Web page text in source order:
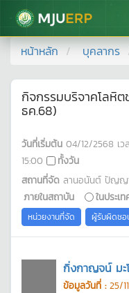
มหาวิทยาลัยแม่โจ้
หน้าหลัก บุคลากร
กิจกรรมบริจาคโลหิ
ธค.68)
วันที่เริ่มต้น 04/12/2568 เว
15:00
ทั้งวัน
สถานที่จัด ลานอนันต์ ปัญญ
ภายในสถาบัน
ในประเ
หน่วยงานที่จัด ผู้รับผิดชอ
กิ่งกาญจน์ มะ
ข้อมูลวันที่ : 25/